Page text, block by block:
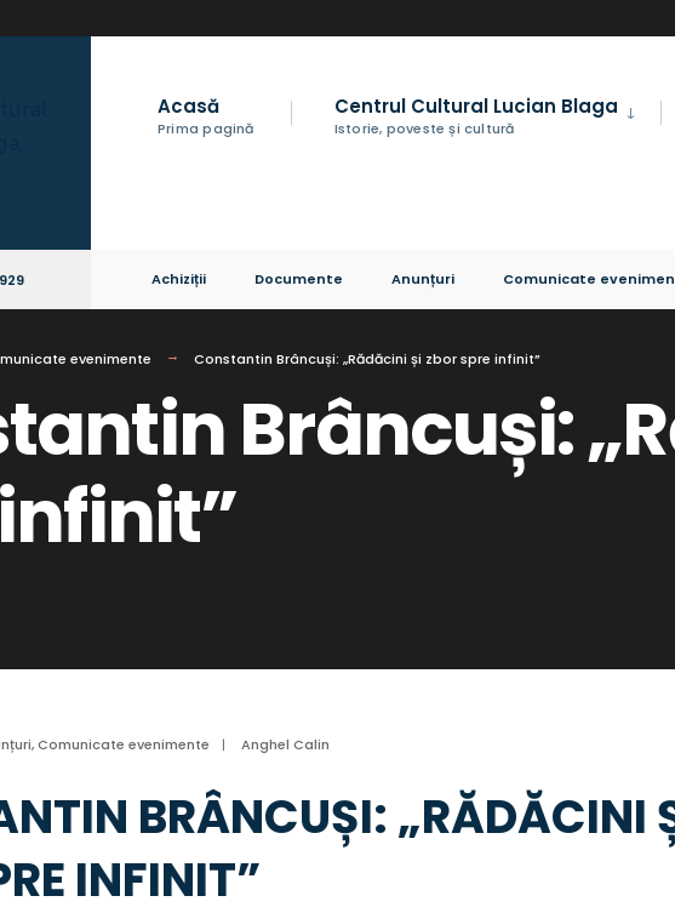
Acasă
Prima pagină
Centrul Cultural Lucian Blaga
Istorie, poveste și cultură
Achiziții Documente Anunțuri Comunicate
evenimente Constantin Brâncuși: „Rădăcini și zbor spre infinit”
Brâncuși:
,Comunicate evenimente | Anghel Calin
BRÂNCUȘI: „RĂDĂCINI
INFINIT”